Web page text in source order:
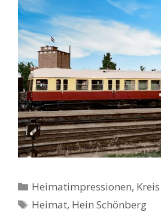
Kategorien
Heimatimpressionen,
Schlagwörter
Heimat, Hein Schönberg